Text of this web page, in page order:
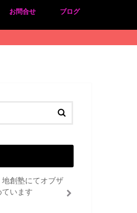
お問合せ ブログ
地創塾にてオブザ
ています